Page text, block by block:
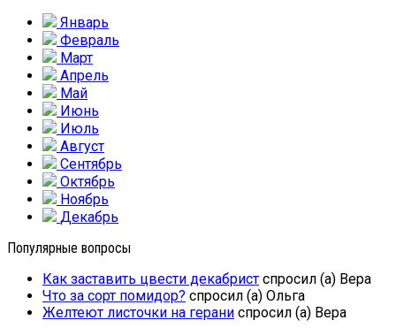
Январь
Февраль
Март
Апрель
Май
Июнь
Июль
Август
Сентябрь
Октябрь
Ноябрь
Декабрь
Популярные вопросы
Как заставить цвести декабрист спросил (а) Вера
Что за сорт помидор? спросил (а) Ольга
Желтеют листочки на герани спросил (а) Вера